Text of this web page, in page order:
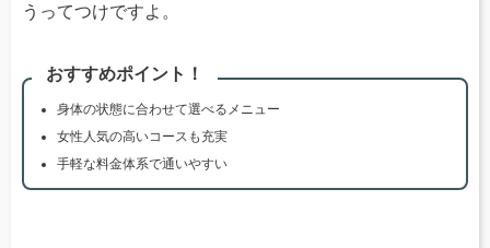
うってつけですよ。
おすすめポイント！
身体の状態に合わせて選べるメニュー
女性人気の高いコースも充実
手軽な料金体系で通いやすい